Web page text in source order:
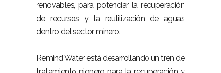
renovables, para potenciar la recuperación
de recursos y la reutilización de aguas
dentro del sector minero.
Remind Water está desarrollando un tren de